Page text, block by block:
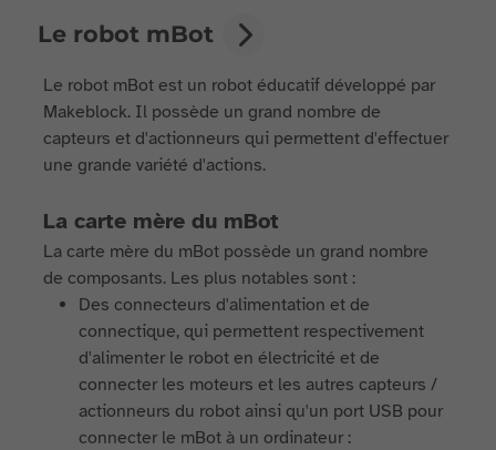
Le robot mBot
Le robot mBot est un robot éducatif développé par
Makeblock. Il possède un grand nombre de
capteurs et d'actionneurs qui permettent d'effectuer
une grande variété d'actions.
La carte mère du mBot
La carte mère du mBot possède un grand nombre
de composants. Les plus notables sont :
Des connecteurs d'alimentation et de
connectique, qui permettent respectivement
d'alimenter le robot en électricité et de
connecter les moteurs et les autres capteurs /
actionneurs du robot ainsi qu'un port USB pour
connecter le mBot à un ordinateur :